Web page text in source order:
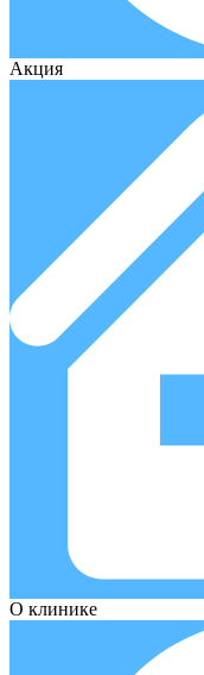
Акция
О клинике